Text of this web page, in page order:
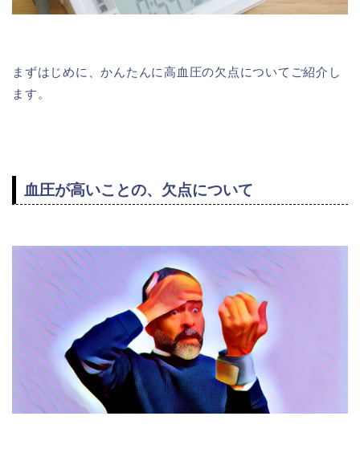
まずはじめに、かんたんに高血圧の欠点についてご紹介し
ます。
血圧が高いことの、欠点について